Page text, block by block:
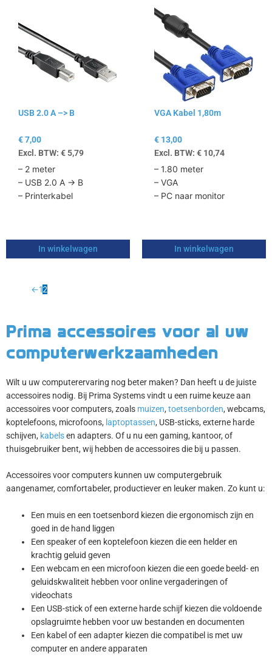
USB 2.0 A –> B
€7,00
Excl. BTW: €5,79
– 2 meter
– USB 2.0 A -> B
– Printerkabel
In winkelwagen
VGA Kabel 1,80m
€ 13,00
Excl. BTW: € 10,74
– 1.80 meter
– VGA
– PC naar monitor
In winkelwagen
←12
Prima accessoires voor al uw
computerwerkzaamheden
Wilt u uw computerervaring nog beter maken? Dan heeft u de juiste
accessoires nodig. Bij Prima Systems vindt u een ruime keuze aan
accessoires voor computers, zoals muizen, toetsenborden, webcams,
koptelefoons, microfoons, laptoptassen, USB-sticks, externe harde
schijven, kabelsen adapters. Of u nu een gaming, kantoor, of
thuisgebruiker bent, wij hebben de accessoires die bij u passen.
Accessoires voor computers kunnen uw computergebruik
aangenamer, comfortabeler, productiever en leuker maken. Zo kunt u:
Een muis en een toetsenbord kiezen die ergonomisch zijn en
goed in de hand liggen
Een speaker of een koptelefoon kiezen die een helder en
krachtig geluid geven
Een webcam en een microfoon kiezen die een goede beeld- en
geluidskwaliteit hebben voor online vergaderingen of
videochats
Een USB-stick of een externe harde schijf kiezen die voldoende
opslagruimte hebben voor uw bestanden en documenten
Een kabel of een adapter kiezen die compatibel is met uw
computer en andere apparaten